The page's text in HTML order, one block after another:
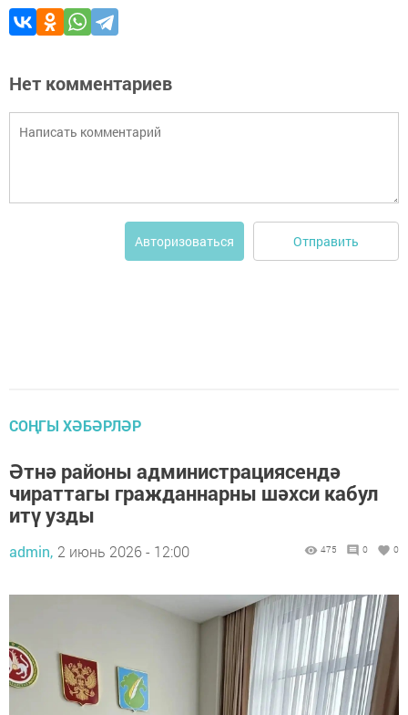
Нет комментариев
Авторизоваться Отправить
СОҢГЫ ХӘБӘРЛӘР
Әтнә районы администрациясендә
чираттагы гражданнарны шәхси кабул
итү узды
admin, 2 июнь 2026 - 12:00 475 0 0